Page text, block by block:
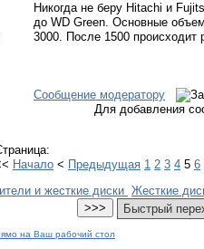
Никогда не беру Hitachi и
до WD Green. Основные
3000. После 1500 происходит
Сообщение модератору
Для добавления
Начало < Предыдущая 1 2 3 4 5 6
и жесткие диски Жесткие